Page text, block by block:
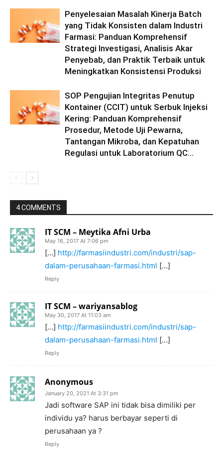
Penyelesaian Masalah Kinerja Batch
yang Tidak Konsisten dalam Industri
Farmasi: Panduan Komprehensif
Strategi Investigasi, Analisis Akar
Penyebab, dan Praktik Terbaik untuk
Meningkatkan Konsistensi Produksi
SOP Pengujian Integritas Penutup
Kontainer (CCIT) untuk Serbuk Injeksi
Kering: Panduan Komprehensif
Prosedur, Metode Uji Pewarna,
Tantangan Mikroba, dan Kepatuhan
Regulasi untuk Laboratorium QC...
4 COMMENTS
IT SCM – Meytika Afni Urba
May 16, 2017 At 7:06 pm
[…] http://farmasiindustri.com/industri/sap-
dalam-perusahaan-farmasi.html […]
Reply
IT SCM – wariyansablog
May 30, 2017 At 11:03 am
[…] http://farmasiindustri.com/industri/sap-
dalam-perusahaan-farmasi.html […]
Reply
Anonymous
January 20, 2021 At 3:31 pm
Jadi software SAP ini tidak bisa dimiliki per
individu ya? harus berbayar seperti di
perusahaan ya ?
Reply